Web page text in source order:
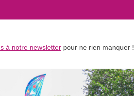
à notre newsletterpour ne rien manquer !